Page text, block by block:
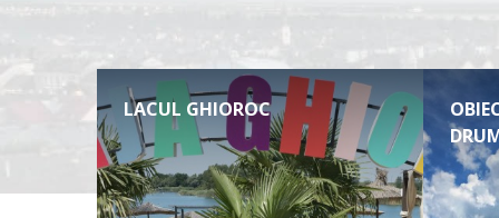
LACUL GHIOROC